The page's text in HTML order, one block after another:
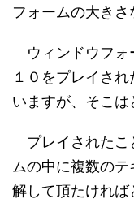
フォームの大きさ
ウィンドウフォ
１０をプレイさ
いますが、そこは
プレイされたこ
ムの中に複数の
解して頂たければ